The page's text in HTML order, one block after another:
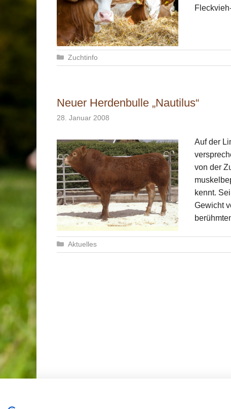
Kategorien
Zuchtinfo
Neuer Herdenbulle „Nautilus“
28. Januar 2008
Auf der
von der
kennt.
Gewicht
Kategorien
Aktuelles